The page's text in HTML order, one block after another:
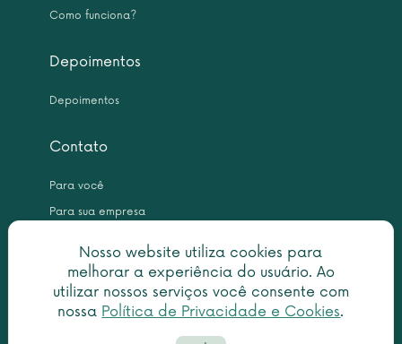
Nosso website utiliza cookies para
melhorar a experiência do usuário. Ao
utilizar nossos serviços você consente com
nossa Política de Privacidade e Cookies.
Como funciona?
Depoimentos
Depoimentos
Contato
Para você
Para sua empresa
Copyright © 2026 Leme Inteligência Forense 10.999.476/0001-31. All